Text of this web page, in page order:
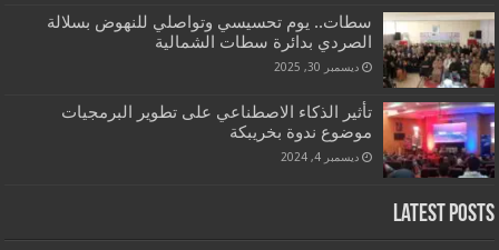
سطات.. يوم تحسيسي وتواصلي للنهوض بسلالة
الصردي بدائرة سطات الشمالية
ديسمبر 30, 2025
تأثير الذكاء الاصطناعي على تطوير البرمجيات
موضوع ندوة بخريبكة
ديسمبر 4, 2024
Latest Posts